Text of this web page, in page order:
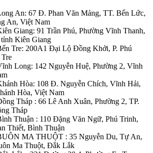
An: 67 Đ. Phan Văn Mảng, TT. Bến Lức,
An, Việt Nam
Giang: 91 Trần Phú, Phường Vĩnh Thanh,
Kiên Giang
Tre: 200A1 Đại Lộ Đồng Khởi, P. Phú
Long: 142 Nguyễn Huệ, Phường 2, Vĩnh
Hòa: 108 Đ. Nguyễn Chích, Vĩnh Hải,
Hòa, Việt Nam
Tháp : 66 Lê Anh Xuân, Phường 2, TP.
Tháp
Thuận : 110 Đặng Văn Ngữ, Phú Trinh,
Thiết, Bình Thuận
MA THUỘT : 35 Nguyễn Du, Tự An,
Ma Thuột, Đắk Lắk